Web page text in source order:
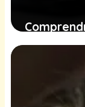
santé et